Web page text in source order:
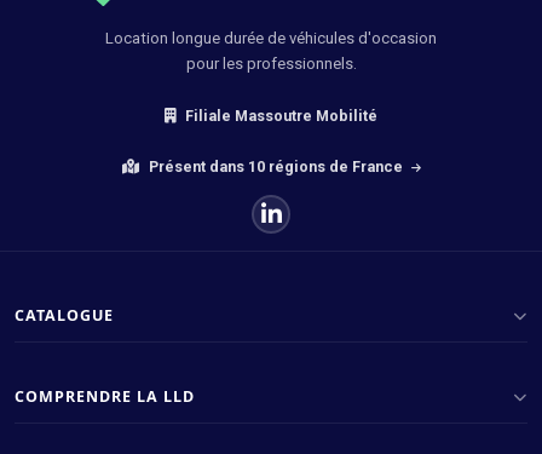
Location longue durée de véhicules d'occasion
pour les professionnels.
Filiale Massoutre Mobilité
Présent dans 10 régions de France
CATALOGUE
COMPRENDRE LA LLD